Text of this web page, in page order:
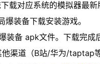
载对应系统的模拟器最
装备下载安装游戏。
备 apk文件。下载完成
渠道（B站/华为/taptap